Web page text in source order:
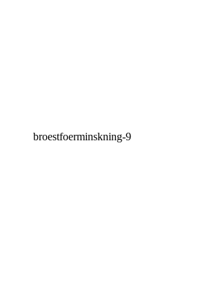
broestfoerminskning-9